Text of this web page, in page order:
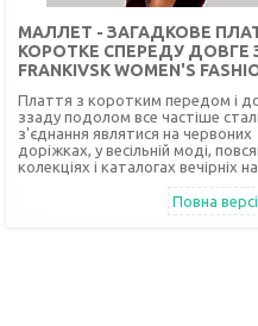
МАЛЛЕТ - ЗАГАДКОВЕ
КОРОТКЕ СПЕРЕДУ ДОВГЕ
FRANKIVSK WOMEN'S
Плаття з коротким передом і
ззаду подолом все частіше
з'єднання являтися на червоних
доріжках, у весільній моді,
колекціях і каталогах вечірніх
Повна